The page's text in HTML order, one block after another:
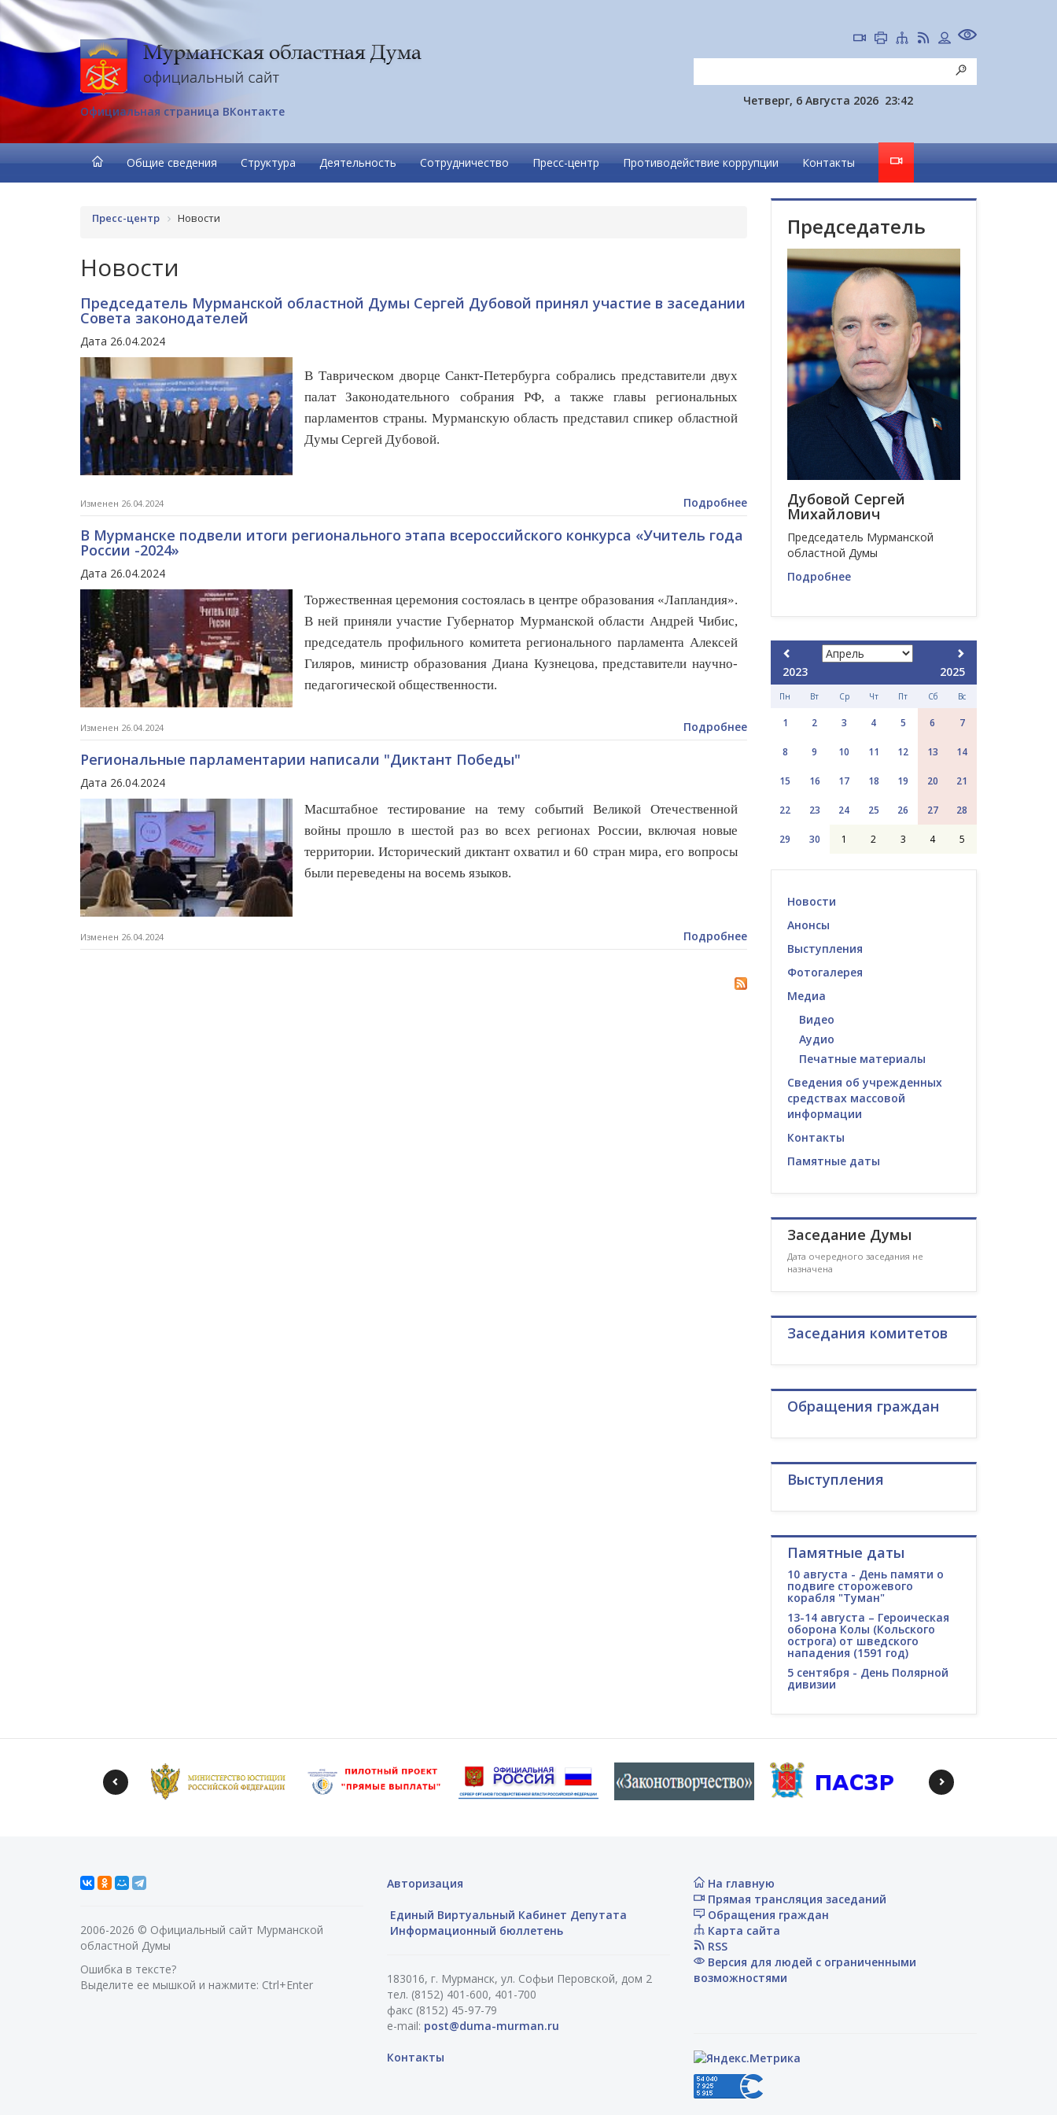
Официальная страница ВКонтакте
Четверг, 6 Августа 2026 23:42
Общие сведения Структура Деятельность Сотрудничество Пресс-центр Противодействие коррупции Контакты
Пресс-центр Новости
Новости
Председатель Мурманской областной Думы Сергей Дубовой принял участие в заседании
Совета законодателей
Дата 26.04.2024
В Таврическом дворце Санкт-Петербурга собрались представители двух
палат Законодательного собрания РФ, а также главы региональных
парламентов страны. Мурманскую область представил спикер областной
Думы Сергей Дубовой.
Изменен 26.04.2024 Подробнее
В Мурманске подвели итоги регионального этапа всероссийского конкурса «Учитель года
России -2024»
Дата 26.04.2024
Торжественная церемония состоялась в центре образования «Лапландия».
В ней приняли участие Губернатор Мурманской области Андрей Чибис,
председатель профильного комитета регионального парламента Алексей
Гиляров, министр образования Диана Кузнецова, представители научно-
педагогической общественности.
Изменен 26.04.2024 Подробнее
Региональные парламентарии написали "Диктант Победы"
Дата 26.04.2024
Масштабное тестирование на тему событий Великой Отечественной
войны прошло в шестой раз во всех регионах России, включая новые
территории. Исторический диктант охватил и 60 стран мира, его вопросы
были переведены на восемь языков.
Изменен 26.04.2024 Подробнее
Председатель
Дубовой Сергей
Михайлович
Председатель Мурманской
областной Думы
Подробнее
2023 2025
Пн Вт Ср Чт Пт Сб Вс
1 2 3 4 5 6 7
8 9 10 11 12 13 14
15 16 17 18 19 20 21
22 23 24 25 26 27 28
29 30 1 2 3 4 5
Новости
Анонсы
Выступления
Фотогалерея
Медиа
Видео
Аудио
Печатные материалы
Сведения об учрежденных
средствах массовой
информации
Контакты
Памятные даты
Заседание Думы
Дата очередного заседания не
назначена
Заседания комитетов
Обращения граждан
Выступления
Памятные даты
10 августа - День памяти о
подвиге сторожевого
корабля "Туман"
13-14 августа – Героическая
оборона Колы (Кольского
острога) от шведского
нападения (1591 год)
5 сентября - День Полярной
дивизии
2006-2026 © Официальный сайт Мурманской
областной Думы
Ошибка в тексте?
Выделите ее мышкой и нажмите: Ctrl+Enter
Авторизация
Единый Виртуальный Кабинет Депутата
Информационный бюллетень
183016, г. Мурманск, ул. Софьи Перовской, дом 2
тел. (8152) 401-600, 401-700
факс (8152) 45-97-79
e-mail: post@duma-murman.ru
Контакты
На главную
Прямая трансляция заседаний
Обращения граждан
Карта сайта
RSS
Версия для людей с ограниченными
возможностями